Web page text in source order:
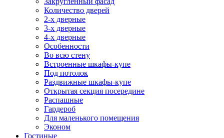
Количество дверей
2-х дверные
3-х дверные
4-х дверные
Особенности
Во всю стену
Встроенные шкафы-купе
Под потолок
Раздвижные шкафы-купе
Открытая секция посередине
Распашные
Гардероб
Для маленького помещения
Эконом
Гостиные